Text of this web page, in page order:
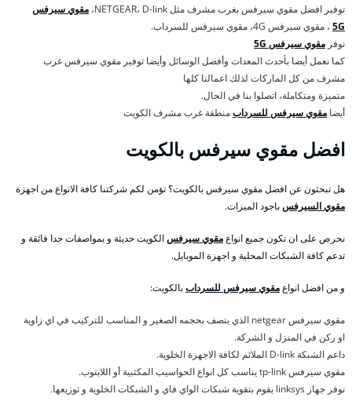
توفير افضل مقوي سيرفس بغرب مشرف مثل NETGEAR، D-link،
مقوي سيرفس
5G ، مقوي سيرفس 4G، مقوي سيرفس للسرداب.
نوفر مقوي سيرفس 5G
كما نعمل أيضا بأحدث المعدات وأفضل الوسائل وأيضا توفير مقوي سيرفس غرب
مشرف من كل الماركات لذلك اعمالنا كلها
متميزة ومتكاملة، اتصلوا بنا في الحال.
أيضا مقوي سيرفس للسردابمنطقة غرب مشرف الكويت
افضل مقوي سيرفس بالكويت
هل تبحثون عن افضل مقوي سيرفس بالكويت؟ تؤمن لكم شركتنا كافة الانواع من اجهزة
مقوي السيرفسباجود الميزات.
نحرص على ان تكون جميع انواعمقوي سيرفسالكويت حديثة و بمواصفات جدا فائقة و
تدعم كافة الشبكات المحلية و اجهزة الموبايل.
و من افضل انواعمقوي سيرفس للسرداببالكويت:
مقوي سيرفس netgear الذي يتصف بحجمه الصغير و المناسب للتركيب في اي زاوية
او ركن في المنزل و الشركة.
داعم الشبكة D-link الملائم لكافة الاجهزة الخلوية.
مقوي سيرفس tp-link يناسب كل انواع الحواسيب المكتبية أو اللابتوب.
نوفر جهاز linksys يقوم بتقوية شبكات الواي فاي و الشبكات الخلوية و توزيعها.